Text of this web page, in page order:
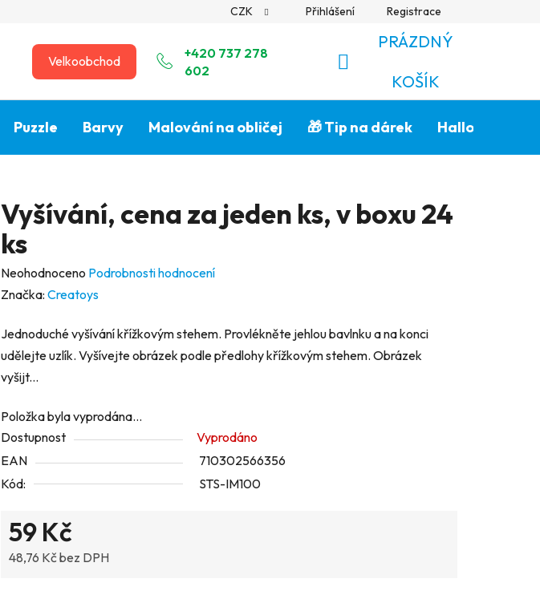
CZK Přihlášení Registrace
Velkoobchod
+420 737 278
602
NÁKUPNÍ
KOŠÍK
PRÁZDNÝ
KOŠÍK
Puzzle Barvy Malování na obličej 🎁 Tip na dárek Halloween🎃
Vyšívání, cena za jeden ks, v boxu 24
ks
Průměrné
hodnocení
je
0,0
z
hvězdiček.
Neohodnoceno Podrobnosti hodnocení
Značka: Creatoys
Jednoduché vyšívání křížkovým stehem. Provlékněte jehlou bavlnku a na konci
udělejte uzlík. Vyšívejte obrázek podle předlohy křížkovým stehem. Obrázek
vyšijt...
Položka byla vyprodána…
Dostupnost
Vyprodáno
EAN
710302566356
Kód:
STS-IM100
59 Kč
48,76 Kč bez DPH